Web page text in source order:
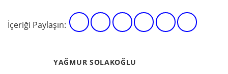
İçeriği Paylaşın:
YAĞMUR SOLAKOĞLU